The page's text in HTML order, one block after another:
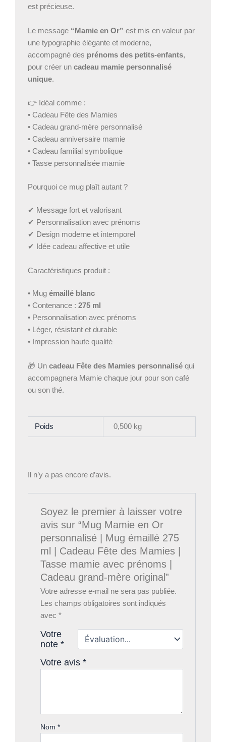
est précieuse.
Le message “Mamie en Or” est mis en valeur par
une typographie élégante et moderne,
accompagné des prénoms des petits-enfants,
pour créer un cadeau mamie personnalisé
unique.
👉 Idéal comme :
• Cadeau Fête des Mamies
• Cadeau grand-mère personnalisé
• Cadeau anniversaire mamie
• Cadeau familial symbolique
• Tasse personnalisée mamie
Pourquoi ce mug plaît autant ?
✔ Message fort et valorisant
✔ Personnalisation avec prénoms
✔ Design moderne et intemporel
✔ Idée cadeau affective et utile
Caractéristiques produit :
• Mug émaillé blanc
• Contenance : 275 ml
• Personnalisation avec prénoms
• Léger, résistant et durable
• Impression haute qualité
🎁 Un cadeau Fête des Mamies personnalisé qui
accompagnera Mamie chaque jour pour son café
ou son thé.
Poids 0,500 kg
Il n’y a pas encore d’avis.
Soyez le premier à laisser votre
avis sur “Mug Mamie en Or
personnalisé | Mug émaillé 275
ml | Cadeau Fête des Mamies |
Tasse mamie avec prénoms |
Cadeau grand-mère original”
Votre adresse e-mail ne sera pas publiée.
Les champs obligatoires sont indiqués
avec*
Votre
note*
Votre avis*
Nom*